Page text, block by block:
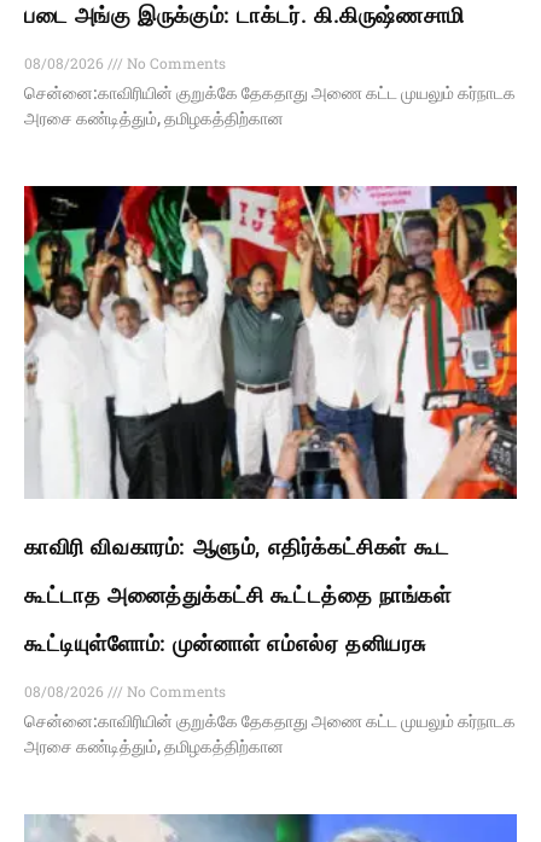
படை அங்கு இருக்கும்: டாக்டர். கி.கிருஷ்ணசாமி
08/08/2026
No Comments
சென்னை:காவிரியின் குறுக்கே தேகதாது அணை கட்ட முயலும் கர்நாடக
அரசை கண்டித்தும், தமிழகத்திற்கான
காவிரி விவகாரம்: ஆளும், எதிர்க்கட்சிகள் கூட
கூட்டாத அனைத்துக்கட்சி கூட்டத்தை நாங்கள்
கூட்டியுள்ளோம்: முன்னாள் எம்எல்ஏ தனியரசு
08/08/2026
No Comments
சென்னை:காவிரியின் குறுக்கே தேகதாது அணை கட்ட முயலும் கர்நாடக
அரசை கண்டித்தும், தமிழகத்திற்கான